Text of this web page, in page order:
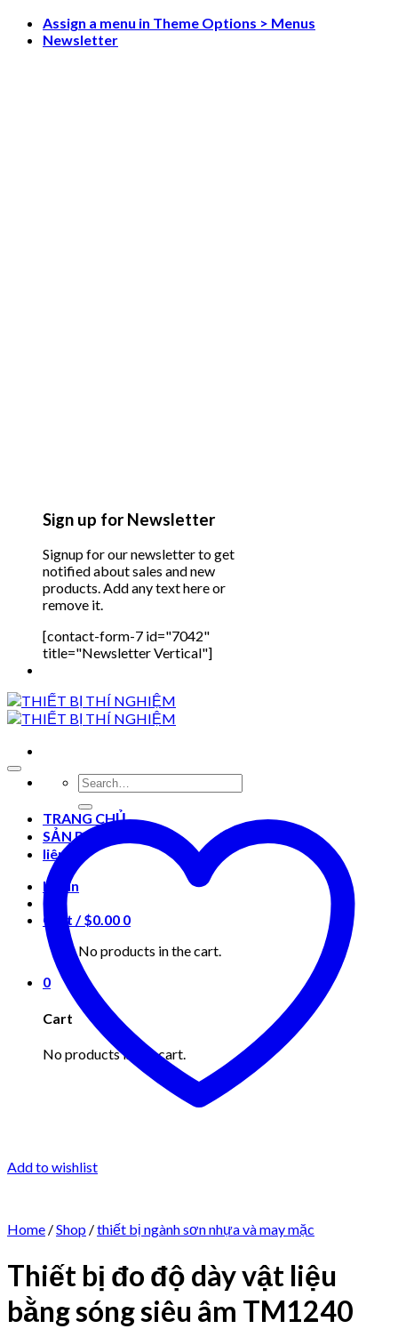
Skip
Assign a menu in Theme Options > Menus
Newsletter
Sign up for Newsletter
Signup for our newsletter to get
notified about sales and new
products. Add any text here or
remove it.
[contact-form-7 id="7042"
title="Newsletter Vertical"]
Search
for:
TRANG CHỦ
SẢN PHẨM
liên hệ
Login
Cart /$0.00 0
No products in the cart.
0
Cart
No products in the cart.
Add to wishlist
Home /Shop /thiết bị ngành sơn nhựa và may mặc
Thiết bị đo độ dày vật liệu
bằng sóng siêu âm TM1240